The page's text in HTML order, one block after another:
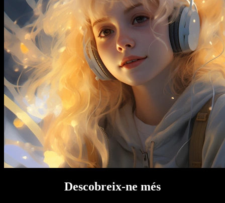
Descobreix-ne més